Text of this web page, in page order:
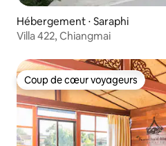
Hébergement ⋅ Saraphi
Villa 422, Chiangmai
Coup de cœur voyageurs
Coup de cœur voyageurs